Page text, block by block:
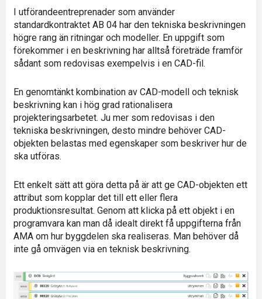
I utförandeentreprenader som använder
standardkontraktet AB 04 har den tekniska beskrivningen
högre rang än ritningar och modeller. En uppgift som
förekommer i en beskrivning har alltså företräde framför
sådant som redovisas exempelvis i en CAD-fil.
En genomtänkt kombination av CAD-modell och teknisk
beskrivning kan i hög grad rationalisera
projekteringsarbetet. Ju mer som redovisas i den
tekniska beskrivningen, desto mindre behöver CAD-
objekten belastas med egenskaper som beskriver hur de
ska utföras.
Ett enkelt sätt att göra detta på är att ge CAD-objekten ett
attribut som kopplar det till ett eller flera
produktionsresultat. Genom att klicka på ett objekt i en
programvara kan man då idealt direkt få uppgifterna från
AMA om hur byggdelen ska realiseras. Man behöver då
inte gå omvägen via en teknisk beskrivning.